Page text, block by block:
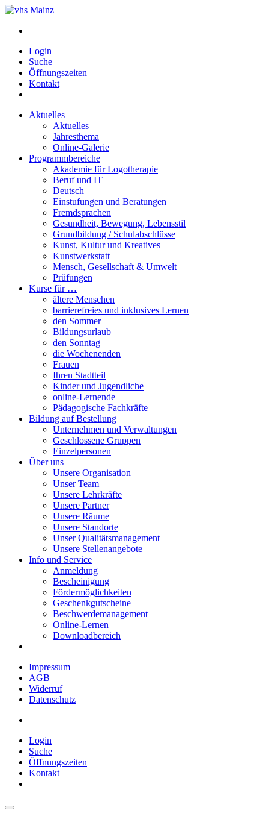
Login
Suche
Öffnungszeiten
Kontakt
Aktuelles
Aktuelles
Jahresthema
Online-Galerie
Programmbereiche
Akademie für Logotherapie
Beruf und IT
Deutsch
Einstufungen und Beratungen
Fremdsprachen
Gesundheit, Bewegung, Lebensstil
Grundbildung / Schulabschlüsse
Kunst, Kultur und Kreatives
Kunstwerkstatt
Mensch, Gesellschaft & Umwelt
Prüfungen
Kurse für …
ältere Menschen
barrierefreies und inklusives Lernen
den Sommer
Bildungsurlaub
den Sonntag
die Wochenenden
Frauen
Ihren Stadtteil
Kinder und Jugendliche
online-Lernende
Pädagogische Fachkräfte
Bildung auf Bestellung
Unternehmen und Verwaltungen
Geschlossene Gruppen
Einzelpersonen
Über uns
Unsere Organisation
Unser Team
Unsere Lehrkräfte
Unsere Partner
Unsere Räume
Unsere Standorte
Unser Qualitätsmanagement
Unsere Stellenangebote
Info und Service
Anmeldung
Bescheinigung
Fördermöglichkeiten
Geschenkgutscheine
Beschwerdemanagement
Online-Lernen
Downloadbereich
Impressum
AGB
Widerruf
Datenschutz
Login
Suche
Öffnungszeiten
Kontakt